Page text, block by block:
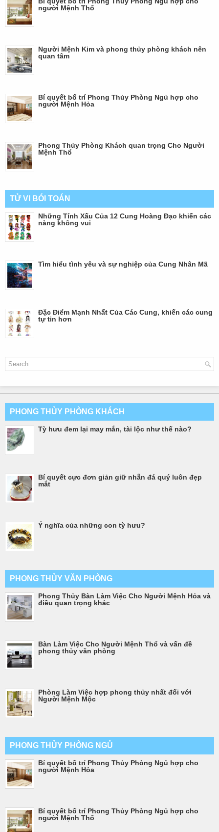
người Mệnh Thổ
Người Mệnh Kim và phong thủy phòng khách nên
quan tâm
Bí quyết bố trí Phong Thủy Phòng Ngủ hợp cho
người Mệnh Hỏa
Phong Thủy Phòng Khách quan trọng Cho Người
Mệnh Thổ
TỬ VI BÓI TOÁN
Những Tính Xấu Của 12 Cung Hoàng Đạo khiến các
nàng không vui
Tìm hiểu tình yêu và sự nghiệp của Cung Nhân Mã
Đặc Điểm Mạnh Nhất Của Các Cung, khiến các cung
tự tin hơn
PHONG THỦY PHÒNG KHÁCH
Tỳ hưu đem lại may mắn, tài lộc như thế nào?
Bí quyết cực đơn giản giữ nhẫn đá quý luôn đẹp
mắt
Ý nghĩa của những con tỳ hưu?
PHONG THỦY VĂN PHÒNG
Phong Thủy Bàn Làm Việc Cho Người Mệnh Hỏa và
điều quan trọng khác
Bàn Làm Việc Cho Người Mệnh Thổ và vấn đề
phong thủy văn phòng
Phòng Làm Việc hợp phong thủy nhất đối với
Người Mệnh Mộc
PHONG THỦY PHÒNG NGỦ
Bí quyết bố trí Phong Thủy Phòng Ngủ hợp cho
người Mệnh Hỏa
Bí quyết bố trí Phong Thủy Phòng Ngủ hợp cho
người Mệnh Thổ